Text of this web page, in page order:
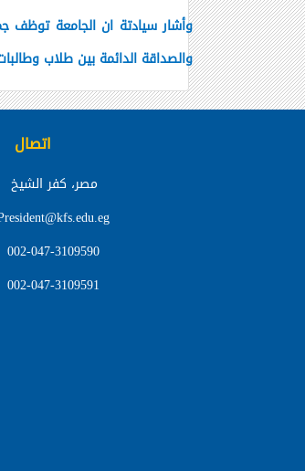
وأشار سيادتة ان الجامعة توظف
والصداقة الدائمة بين طلاب
اتصال
مصر، كفر الشيخ
002-047-3109590
002-047-3109591